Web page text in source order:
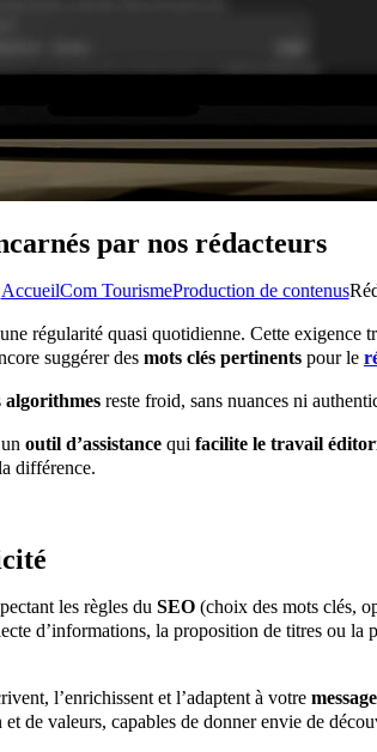
par nos rédacteurs
AccueilCom TourismeProduction de contenus
régularité quasi quotidienne. Cette exigence
suggérer des mots clés pertinents pour le
algorithmes reste froid, sans nuances ni
outil d’assistance qui facilite le travail
différence.
les règles du SEO (choix des mots clés,
d’informations, la proposition de titres ou
l’enrichissent et l’adaptent à votre message
et de valeurs, capables de donner envie de